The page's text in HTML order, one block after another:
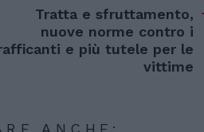
Tratta e sfruttamento,
nuove norme contro i
e più tutele per le
vittime
ANCHE: